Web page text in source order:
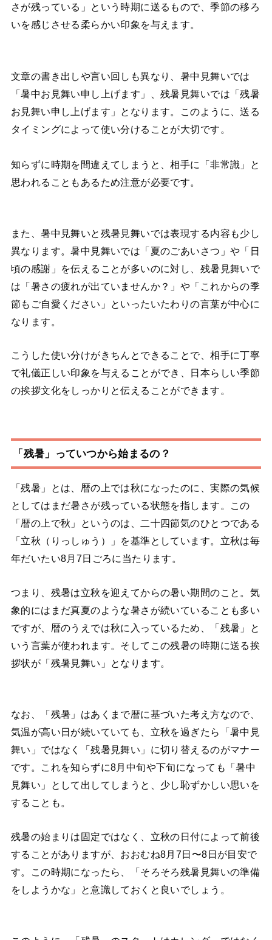
さが残っている」という時期に送るもので、季節の移ろ
いを感じさせる柔らかい印象を与えます。
文章の書き出しや言い回しも異なり、暑中見舞いでは
「暑中お見舞い申し上げます」、残暑見舞いでは「残暑
お見舞い申し上げます」となります。このように、送る
タイミングによって使い分けることが大切です。
知らずに時期を間違えてしまうと、相手に「非常識」と
思われることもあるため注意が必要です。
また、暑中見舞いと残暑見舞いでは表現する内容も少し
異なります。暑中見舞いでは「夏のごあいさつ」や「日
頃の感謝」を伝えることが多いのに対し、残暑見舞いで
は「暑さの疲れが出ていませんか？」や「これからの季
節もご自愛ください」といったいたわりの言葉が中心に
なります。
こうした使い分けがきちんとできることで、相手に丁寧
で礼儀正しい印象を与えることができ、日本らしい季節
の挨拶文化をしっかりと伝えることができます。
「残暑」っていつから始まるの？
「残暑」とは、暦の上では秋になったのに、実際の気候
としてはまだ暑さが残っている状態を指します。この
「暦の上で秋」というのは、二十四節気のひとつである
「立秋（りっしゅう）」を基準としています。立秋は毎
年だいたい8月7日ごろに当たります。
つまり、残暑は立秋を迎えてからの暑い期間のこと。気
象的にはまだ真夏のような暑さが続いていることも多い
ですが、暦のうえでは秋に入っているため、「残暑」と
いう言葉が使われます。そしてこの残暑の時期に送る挨
拶状が「残暑見舞い」となります。
なお、「残暑」はあくまで暦に基づいた考え方なので、
気温が高い日が続いていても、立秋を過ぎたら「暑中見
舞い」ではなく「残暑見舞い」に切り替えるのがマナー
です。これを知らずに8月中旬や下旬になっても「暑中
見舞い」として出してしまうと、少し恥ずかしい思いを
することも。
残暑の始まりは固定ではなく、立秋の日付によって前後
することがありますが、おおむね8月7日〜8日が目安で
す。この時期になったら、「そろそろ残暑見舞いの準備
をしようかな」と意識しておくと良いでしょう。